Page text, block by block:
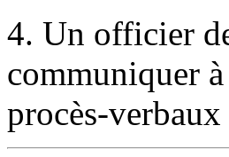
4. Un officier
communiquer
procès-